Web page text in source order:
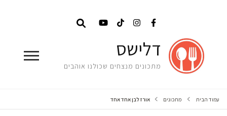
דלישס
מתכונים מנצחים שכולנו אוהבים
עמוד הבית מתכונים אורז לבן אחד אחד